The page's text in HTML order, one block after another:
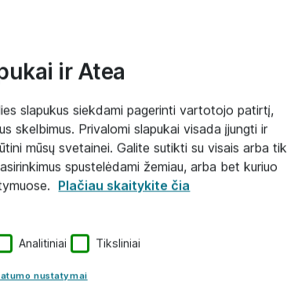
ir Atea
slapukus siekdami pagerinti vartotojo patirtį,
skelbimus. Privalomi slapukai visada įjungti ir
mūsų svetainei. Galite sutikti su visais arba tik
spustelėdami žemiau, arba bet kuriuo
Plačiau skaitykite čia
Analitiniai Tiksliniai
nustatymai